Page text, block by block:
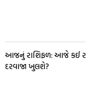
આજનું રાશિફળ: આજે કઈ
દરવાજા ખુલશે?